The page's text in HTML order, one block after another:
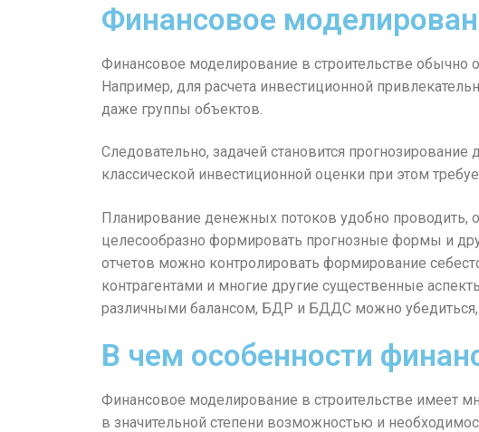
Финансовое
Финансовое моделирование в строительстве обычно
Например, для расчета инвестиционной
даже группы объектов.
Следовательно, задачей становится
классической инвестиционной оценки при этом
Планирование денежных потоков удобно проводить,
целесообразно формировать прогнозные формы и
отчетов можно контролировать формирование
контрагентами и многие другие существенные
различными балансом, БДР и БДДС можно убедиться,
В чем особенности
Финансовое моделирование в строительстве имеет
в значительной степени возможностью и